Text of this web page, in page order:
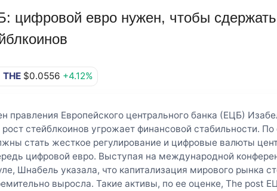
цифровой евро нужен, чтобы сдержать
THE $0.0556 +4.12%
правления Европейского центрального банка (ЕЦБ)
рост стейблкоинов угрожает финансовой стабильности.
стать жесткое регулирование и цифровые валюты
цифровой евро. Выступая на международной
Шнабель указала, что капитализация мирового рынка
выросла. Такие активы, по ее оценке, The post